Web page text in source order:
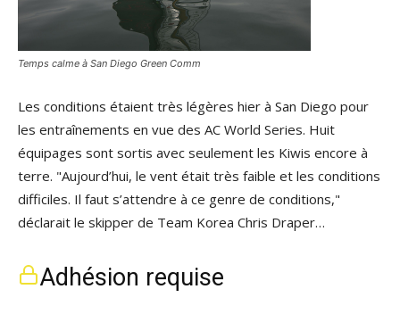
Temps calme à San Diego Green Comm
Les conditions étaient très légères hier à San Diego pour
les entraînements en vue des AC World Series. Huit
équipages sont sortis avec seulement les Kiwis encore à
terre. "Aujourd’hui, le vent était très faible et les conditions
difficiles. Il faut s’attendre à ce genre de conditions,"
déclarait le skipper de Team Korea Chris Draper…
Adhésion requise